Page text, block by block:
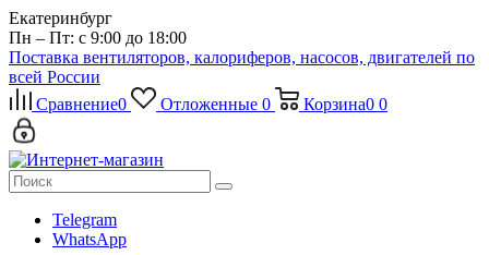
Екатеринбург
Пн – Пт: с 9:00 до 18:00
Поставка вентиляторов, калориферов, насосов, двигателей по
всей России
Сравнение0 Отложенные 0 Корзина0 0
Telegram
WhatsApp